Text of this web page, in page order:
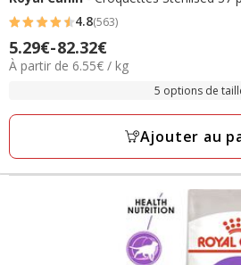
4.8
étoiles
avec
avis
4.8(563)
Prix
de
à
5.29€-82.32€
6.55€
À partir de 6.55€ / kg
5 options de
Ajouter au